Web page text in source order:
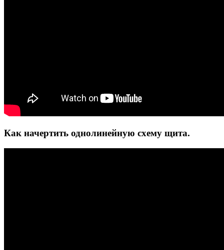
Как начертить однолинейную схему щита.